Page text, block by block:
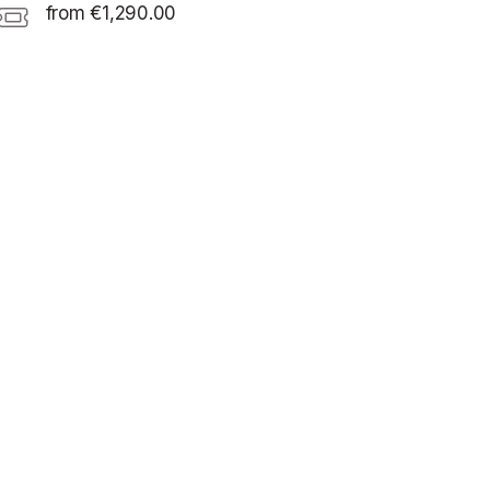
from €1,290.00